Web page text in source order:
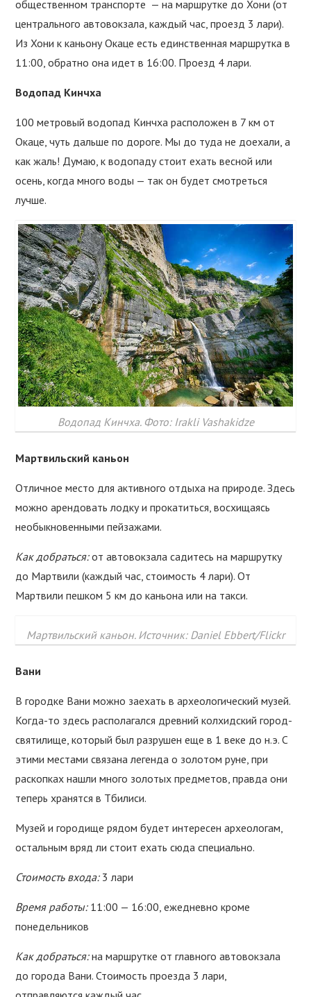
общественном транспорте — на маршрутке до Хони (от
центрального автовокзала, каждый час, проезд 3 лари).
Из Хони к каньону Окаце есть единственная маршрутка в
11:00, обратно она идет в 16:00. Проезд 4 лари.
Водопад Кинчха
100 метровый водопад Кинчха расположен в 7 км от
Окаце, чуть дальше по дороге. Мы до туда не доехали, а
как жаль! Думаю, к водопаду стоит ехать весной или
осень, когда много воды — так он будет смотреться
лучше.
Водопад Кинчха. Фото: Irakli Vashakidze
Мартвильский каньон
Отличное место для активного отдыха на природе. Здесь
можно арендовать лодку и прокатиться, восхищаясь
необыкновенными пейзажами.
Как добраться:от автовокзала садитесь на маршрутку
до Мартвили (каждый час, стоимость 4 лари). От
Мартвили пешком 5 км до каньона или на такси.
Мартвильский каньон. Источник: Daniel Ebbert/Flickr
Вани
В городке Вани можно заехать в археологический музей.
Когда-то здесь располагался древний колхидский город-
святилище, который был разрушен еще в 1 веке до н.э. С
этими местами связана легенда о золотом руне, при
раскопках нашли много золотых предметов, правда они
теперь хранятся в Тбилиси.
Музей и городище рядом будет интересен археологам,
остальным вряд ли стоит ехать сюда специально.
Стоимость входа:3 лари
Время работы:11:00 — 16:00, ежедневно кроме
понедельников
Как добраться:на маршрутке от главного автовокзала
до города Вани. Стоимость проезда 3 лари,